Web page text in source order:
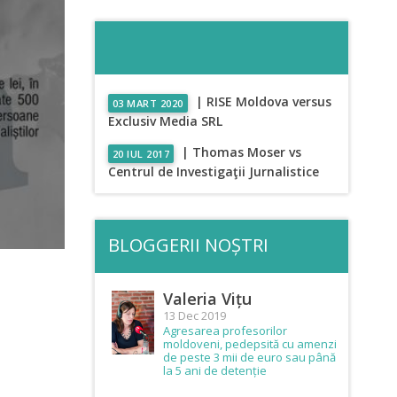
03 MART 2020
| RISE Moldova versus
Exclusiv Media SRL
20 IUL 2017
| Thomas Moser vs
Centrul de Investigaţii Jurnalistice
BLOGGERII NOȘTRI
Valeria Vițu
13 Dec 2019
Agresarea profesorilor
moldoveni, pedepsită cu amenzi
de peste 3 mii de euro sau până
la 5 ani de detenție